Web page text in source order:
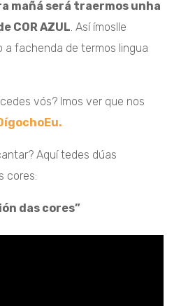
mañá será traermos unha
COR AZUL. Así ímoslle
a fachenda de termos lingua
vós? Imos ver que nos
Aquí tedes dúas
cores:
das cores”